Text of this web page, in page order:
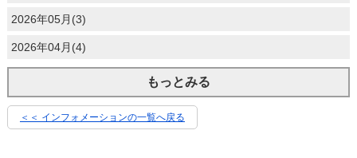
2026年05月(3)
2026年04月(4)
もっとみる
＜＜ インフォメーションの一覧へ戻る